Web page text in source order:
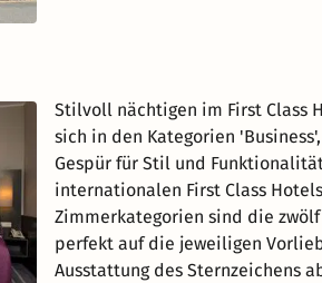
Stilvoll nächtigen im First Class
sich in den Kategorien
Gespür für Stil und
internationalen First Class
Zimmerkategorien sind die
perfekt auf die jeweiligen
Ausstattung des Sternzeichens